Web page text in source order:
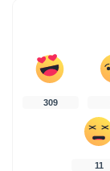
309
11